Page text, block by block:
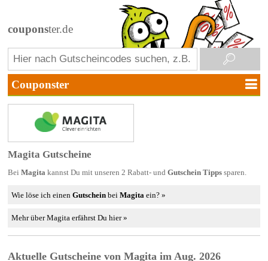
couponster.de
Magita Gutscheine
Bei Magita kannst Du mit unseren 2 Rabatt- und Gutschein Tippssparen.
Wie löse ich einenGutschein beiMagita ein? »
Mehr über Magita erfährst Du hier »
Aktuelle Gutscheine von Magita im Aug. 2026